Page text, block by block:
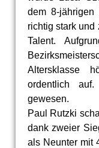
dem 8-jährigen
richtig stark
Talent.
Altersklasse
ordentlich
gewesen.
Paul Rutzki
dank zweier
als Neunter mit